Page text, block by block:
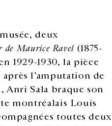
deux
de Maurice Ravel (1875-
1929-1930, la pièce
l’amputation de
Anri Sala braque son
montréalais Louis
toutes deux